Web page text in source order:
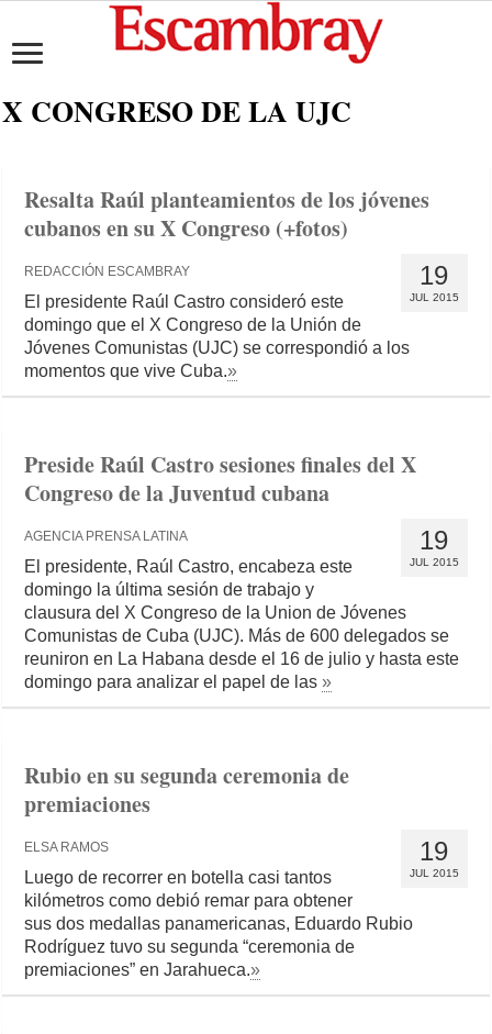
X CONGRESO DE LA UJC
Resalta Raúl planteamientos de los jóvenes
cubanos en su X Congreso (+fotos)
19
JUL 2015
REDACCIÓN ESCAMBRAY
El presidente Raúl Castro consideró este
domingo que el X Congreso de la Unión de
Jóvenes Comunistas (UJC) se correspondió a los
momentos que vive Cuba.»
Preside Raúl Castro sesiones finales del X
Congreso de la Juventud cubana
19
JUL 2015
AGENCIA PRENSA LATINA
El presidente, Raúl Castro, encabeza este
domingo la última sesión de trabajo y
clausura del X Congreso de la Union de Jóvenes
Comunistas de Cuba (UJC). Más de 600 delegados se
reuniron en La Habana desde el 16 de julio y hasta este
domingo para analizar el papel de las»
Rubio en su segunda ceremonia de
premiaciones
19
JUL 2015
ELSA RAMOS
Luego de recorrer en botella casi tantos
kilómetros como debió remar para obtener
sus dos medallas panamericanas, Eduardo Rubio
Rodríguez tuvo su segunda “ceremonia de
premiaciones” en Jarahueca.»